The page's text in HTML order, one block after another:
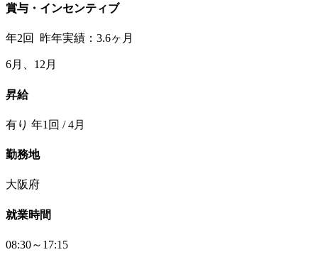
賞与・インセンティブ
年2回 昨年実績：3.6ヶ月
6月、12月
昇給
有り 年1回 / 4月
勤務地
大阪府
就業時間
08:30～17:15